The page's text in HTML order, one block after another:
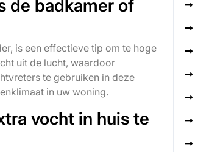
de badkamer of
is een effectieve tip om te hoge
uit de lucht, waardoor
te gebruiken in deze
in uw woning.
vocht in huis te